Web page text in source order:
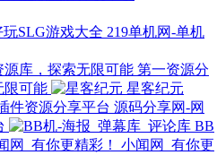
219单机网-单机
第一资源分
限可能
星客纪元
源码分享网-网
BB
小闻网_有你更